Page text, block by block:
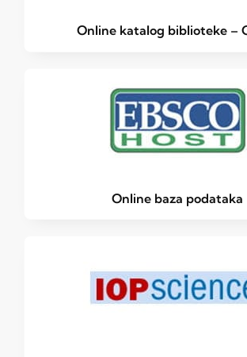
Online katalog biblioteke –
Online baza podataka